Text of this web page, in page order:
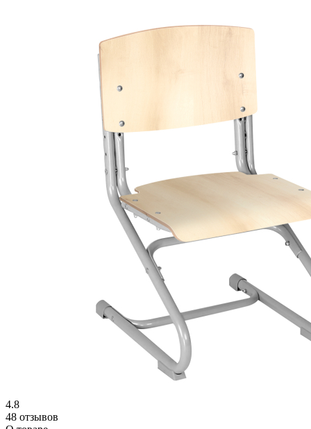
4.8
48 отзывов